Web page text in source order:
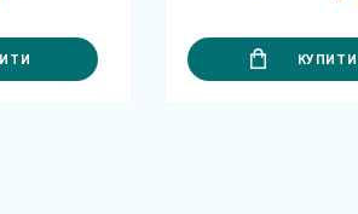
КУПИТИ